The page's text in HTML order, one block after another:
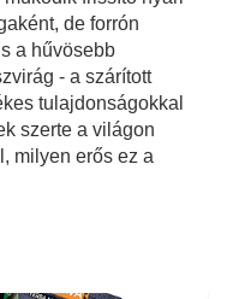
szerte a világon
milyen erős ez a